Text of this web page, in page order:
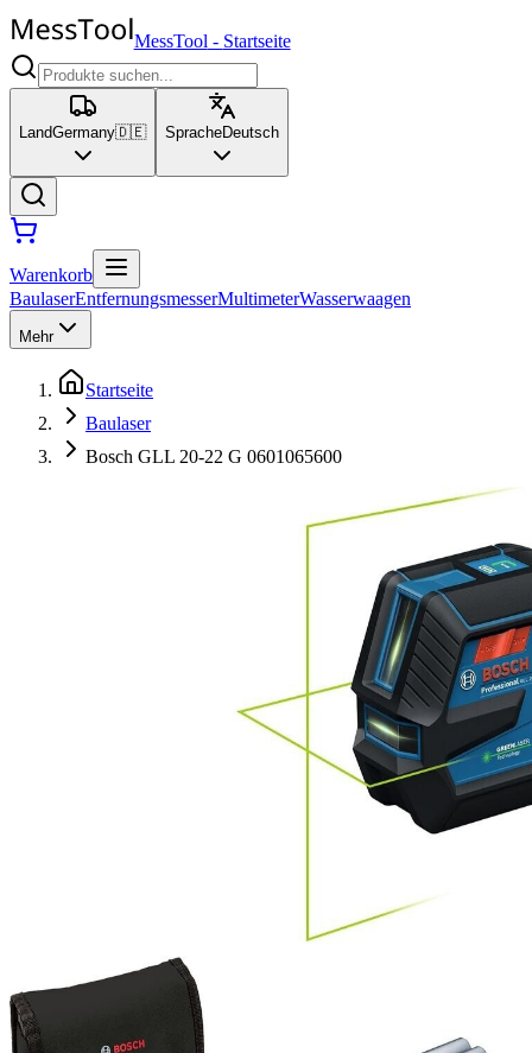
MessTool - Startseite
LandGermany🇩🇪 SpracheDeutsch
Warenkorb
BaulaserEntfernungsmesserMultimeterWasserwaagen
Mehr
Startseite
Baulaser
Bosch GLL 20-22 G 0601065600